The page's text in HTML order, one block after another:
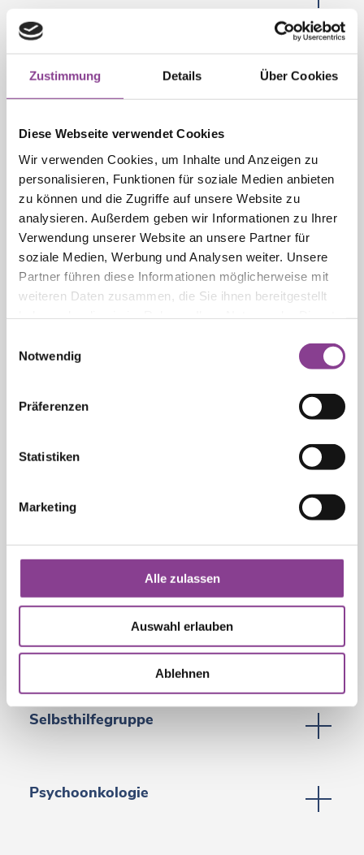
Zustimmung Details Über Cookies
Diese Webseite verwendet Cookies
Wir verwenden Cookies, um Inhalte und Anzeigen zu
personalisieren, Funktionen für soziale Medien anbieten
zu können und die Zugriffe auf unsere Website zu
analysieren. Außerdem geben wir Informationen zu Ihrer
Verwendung unserer Website an unsere Partner für
soziale Medien, Werbung und Analysen weiter. Unsere
Partner führen diese Informationen möglicherweise mit
weiteren Daten zusammen, die Sie ihnen bereitgestellt
Notwendig
Präferenzen
Statistiken
Marketing
Alle zulassen
Auswahl erlauben
Ablehnen
Strahlentherapie
Internistische Onkologie –
Chemotherapie
Internistische Onkologie –
Chemotherapie – Palliativmedizin
Internistische Onkologie
Genetische Beratung
Ernährungsberatung
Stomapflege
Selbsthilfegruppe
Psychoonkologie